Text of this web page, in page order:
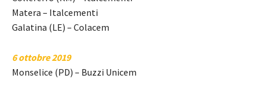
Matera – Italcementi
Galatina (LE) – Colacem
6 ottobre 2019
Monselice (PD) – Buzzi Unicem